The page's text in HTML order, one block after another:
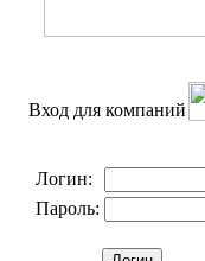
Вход для компаний
Логин:
Пароль: